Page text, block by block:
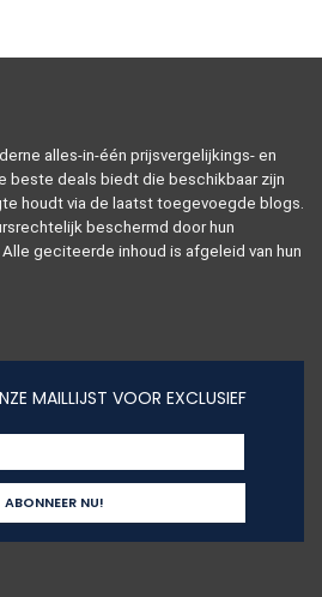
alles-in-één prijsvergelijkings- en
beste deals biedt die beschikbaar zijn
houdt via de laatst toegevoegde blogs.
beschermd door hun
geciteerde inhoud is afgeleid van hun
MAILLIJST VOOR EXCLUSIEF